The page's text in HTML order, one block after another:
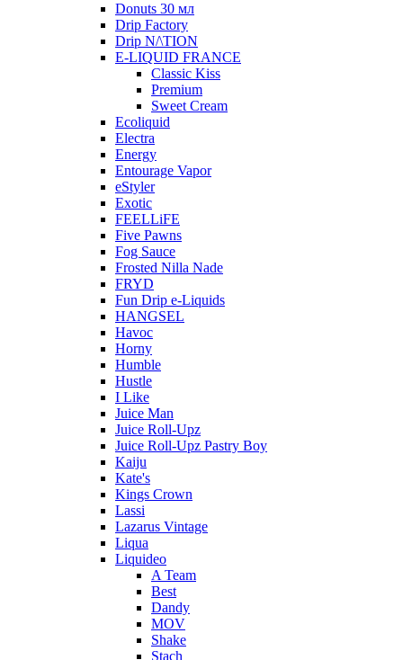
Donuts 30 мл
Drip Factory
Drip N/\TION
E-LIQUID FRANCE
Classic Kiss
Premium
Sweet Cream
Ecoliquid
Electra
Energy
Entourage Vapor
eStyler
Exotic
FEELLiFE
Five Pawns
Fog Sauce
Frosted Nilla Nade
FRYD
Fun Drip e-Liquids
HANGSEL
Havoc
Horny
Humble
Hustle
I Like
Juice Man
Juice Roll-Upz
Juice Roll-Upz Pastry Boy
Kaiju
Kate's
Kings Crown
Lassi
Lazarus Vintage
Liqua
Liquideo
A Team
Best
Dandy
MOV
Shake
Stach